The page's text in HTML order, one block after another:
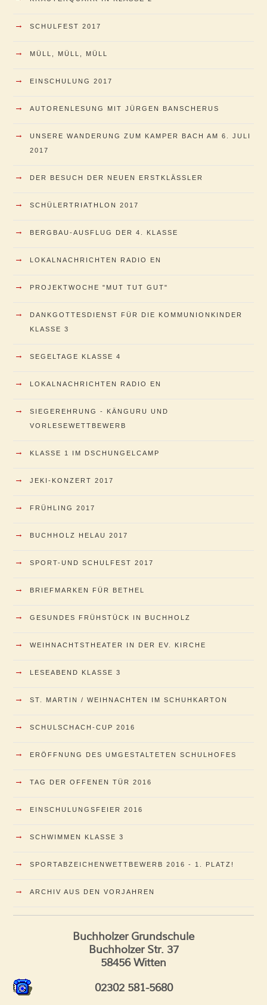
→ SCHULFEST 2017
→ MÜLL, MÜLL, MÜLL
→ EINSCHULUNG 2017
→ AUTORENLESUNG MIT JÜRGEN BANSCHERUS
→
UNSERE WANDERUNG ZUM KAMPER BACH AM 6. JULI
2017
→ DER BESUCH DER NEUEN ERSTKLÄSSLER
→ SCHÜLERTRIATHLON 2017
→ BERGBAU-AUSFLUG DER 4. KLASSE
→ LOKALNACHRICHTEN RADIO EN
→ PROJEKTWOCHE "MUT TUT GUT"
→
DANKGOTTESDIENST FÜR DIE KOMMUNIONKINDER
KLASSE 3
→ SEGELTAGE KLASSE 4
→ LOKALNACHRICHTEN RADIO EN
→
SIEGEREHRUNG - KÄNGURU UND
VORLESEWETTBEWERB
→ KLASSE 1 IM DSCHUNGELCAMP
→ JEKI-KONZERT 2017
→ FRÜHLING 2017
→ BUCHHOLZ HELAU 2017
→ SPORT-UND SCHULFEST 2017
→ BRIEFMARKEN FÜR BETHEL
→ GESUNDES FRÜHSTÜCK IN BUCHHOLZ
→ WEIHNACHTSTHEATER IN DER EV. KIRCHE
→ LESEABEND KLASSE 3
→ ST. MARTIN / WEIHNACHTEN IM SCHUHKARTON
→ SCHULSCHACH-CUP 2016
→ ERÖFFNUNG DES UMGESTALTETEN SCHULHOFES
→ TAG DER OFFENEN TÜR 2016
→ EINSCHULUNGSFEIER 2016
→ SCHWIMMEN KLASSE 3
→ SPORTABZEICHENWETTBEWERB 2016 - 1. PLATZ!
→ ARCHIV AUS DEN VORJAHREN
Buchholzer Grundschule
Buchholzer Str. 37
58456 Witten
02302 581-5680